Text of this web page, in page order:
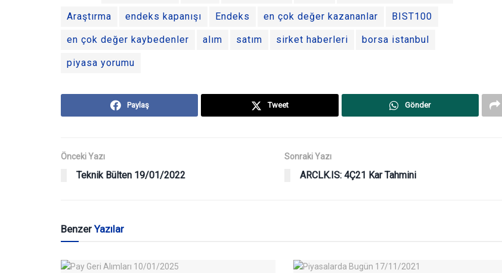
Araştırma endeks kapanışı Endeks en çok değer kazananlar BIST100
en çok değer kaybedenler alım satım sirket haberleri borsa istanbul
piyasa yorumu
Paylaş Tweet Gönder
Önceki Yazı
Teknik Bülten 19/01/2022
Sonraki Yazı
ARCLK.IS: 4Ç21 Kar Tahmini
BenzerYazılar